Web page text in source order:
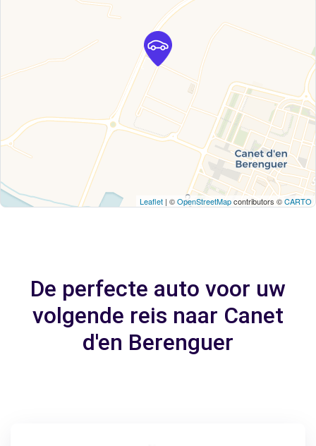
Leaflet | ©OpenStreetMapcontributors ©CARTO
De perfecte auto voor uw
volgende reis naar Canet
d'en Berenguer